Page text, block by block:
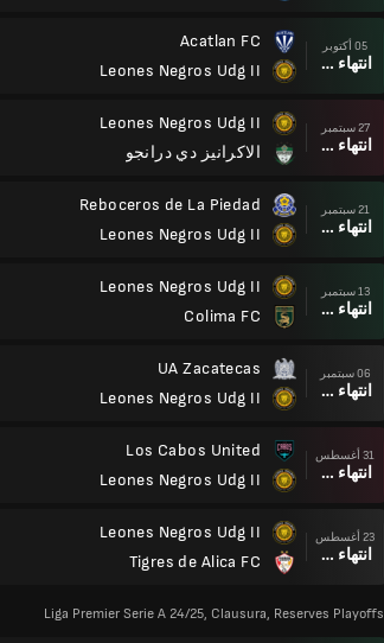
05 أكتوبر
انتهاء وقت المباراة
Acatlan FC
Leones Negros Udg II
27 سبتمبر
انتهاء وقت المباراة
Leones Negros Udg II
الاكرانيز دي درانجو
21 سبتمبر
انتهاء وقت المباراة
Reboceros de La Piedad
Leones Negros Udg II
13 سبتمبر
انتهاء وقت المباراة
Leones Negros Udg II
Colima FC
06 سبتمبر
انتهاء وقت المباراة
UA Zacatecas
Leones Negros Udg II
31 أغسطس
انتهاء وقت المباراة
Los Cabos United
Leones Negros Udg II
23 أغسطس
انتهاء وقت المباراة
Leones Negros Udg II
Tigres de Alica FC
Liga Premier Serie A 24/25, Clausura, Reserves Playoffs